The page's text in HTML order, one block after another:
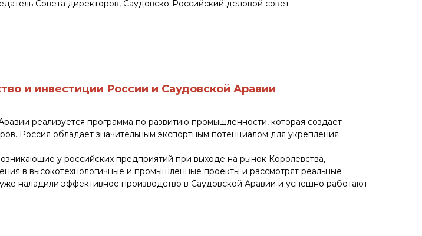
Совета директоров, Саудовско-Российский деловой совет
и инвестиции России и Саудовской Аравии
реализуется программа по развитию промышленности, которая создает
Россия обладает значительным экспортным потенциалом для укрепления
у российских предприятий при выходе на рынок Королевства,
в высокотехнологичные и промышленные проекты и рассмотрят реальные
наладили эффективное производство в Саудовской Аравии и успешно работают